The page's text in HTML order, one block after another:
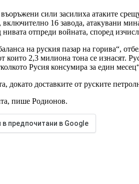
сили засилиха атаките
16 завода, атакувани
отпреди войната, според
на руския пазар на горива“,
2,3 милиона тона се изнасят.
Русия консумира за един
доставките от руските
пише Родионов.
предпочитани в Google